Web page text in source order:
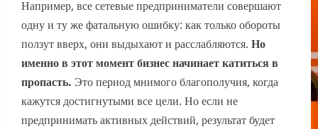
Например, все сетевые предприниматели совершают
одну и ту же фатальную ошибку: как только обороты
ползут вверх, они выдыхают и расслабляются. Но
именно в этот момент бизнес начинает катиться в
пропасть. Это период мнимого благополучия, когда
кажутся достигнутыми все цели. Но если не
предпринимать активных действий, результат будет